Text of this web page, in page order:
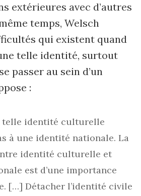
extérieures avec d’autres
temps, Welsch
qui existent quand
telle identité, surtout
passer au sein d’un
:
telle identité culturelle
à une identité nationale. La
identité culturelle et
est d’une importance
[…] Détacher l’identité civile